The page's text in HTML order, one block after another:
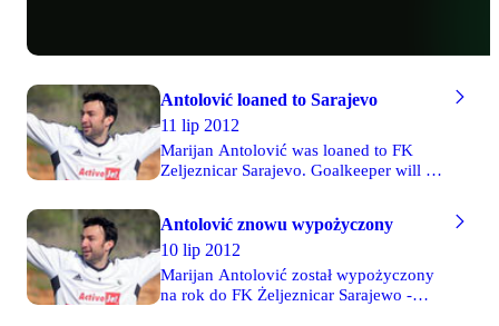
Antolović loaned to Sarajevo
11 lip 2012
Marijan Antolović was loaned to FK
Zeljeznicar Sarajevo. Goalkeeper will be
Bosnia, so Antolović will have the
opportunity to play in qualification to
Champions League.
Antolović znowu wypożyczony
10 lip 2012
Marijan Antolović został wypożyczony
na rok do FK Żeljeznicar Sarajewo -